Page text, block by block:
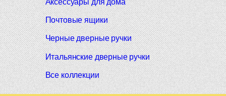
Аксессуары для дома
Почтовые ящики
Черные дверные ручки
Итальянские дверные ручки
Все коллекции